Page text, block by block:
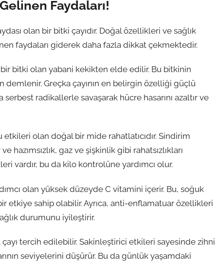
Faydaları!
olan bir bitki çayıdır. Doğal özellikleri ve sağlık
faydaları giderek daha fazla dikkat çekmektedir.
bitki olan yabani kekikten elde edilir. Bu bitkinin
demlenir. Greçka çayının en belirgin özelliği güçlü
radikallerle savaşarak hücre hasarını azaltır ve
olan doğal bir mide rahatlatıcıdır. Sindirim
hazımsızlık, gaz ve şişkinlik gibi rahatsızlıkları
vardır, bu da kilo kontrolüne yardımcı olur.
olan yüksek düzeyde C vitamini içerir. Bu, soğuk
etkiye sahip olabilir. Ayrıca, anti-enflamatuar özellikleri
durumunu iyileştirir.
tercih edilebilir. Sakinleştirici etkileri sayesinde zihni
seviyelerini düşürür. Bu da günlük yaşamdaki